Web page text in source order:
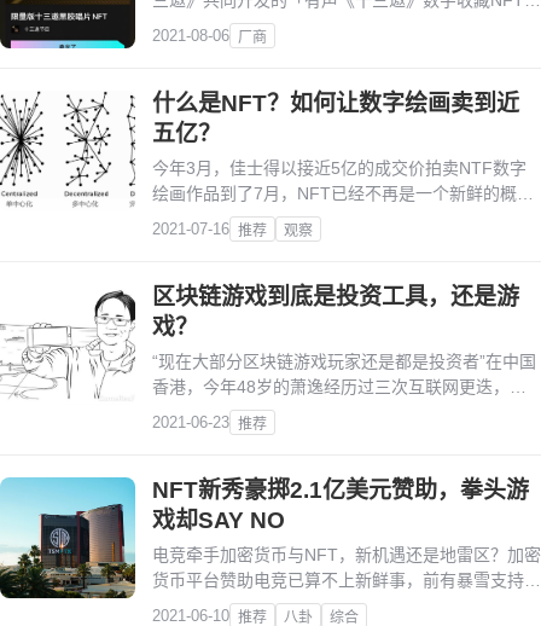
正式发售，定价18元、限量300件的「有声《十三
邀》数字」NFT几乎瞬间售罄。
2021-08-06 厂商
什么是NFT？如何让数字绘画卖到近
五亿？
今年3月，佳士得以接近5亿的成交价拍卖NTF数字
绘画作品到了7月，NFT已经不再是一个新鲜的概
念，随着技术的进步，万物皆可NFT，几乎引起了所
有行业的注意。
2021-07-16 推荐 观察
区块链游戏到底是投资工具，还是游
戏？
“现在大部分区块链游戏玩家还是都是投资者”在中国
香港，今年48岁的萧逸经历过三次互联网更迭，从
无到有，从个人电脑到智能手机，然后是充满不确定
性的现在。
2021-06-23 推荐
NFT新秀豪掷2.1亿美元赞助，拳头游
戏却SAY NO
电竞牵手加密货币与NFT，新机遇还是地雷区？加密
货币平台赞助电竞已算不上新鲜事，前有暴雪支持与
数字加密货币品类合作，后有G2准备推出NFT系列
2021-06-10 推荐 八卦 综合